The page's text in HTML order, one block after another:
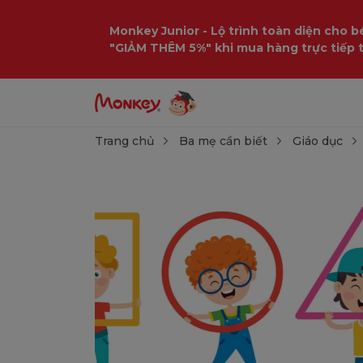
Monkey Junior - Lộ trình toàn diện cho
"GIẢM THÊM 5%" khi mua hàng trực
Trang chủ Ba mẹ cần biết Giáo dục